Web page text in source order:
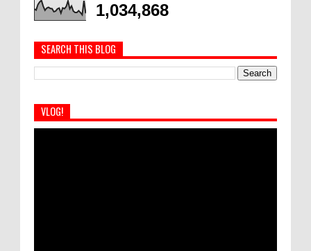
1,034,868
SEARCH THIS BLOG
VLOG!